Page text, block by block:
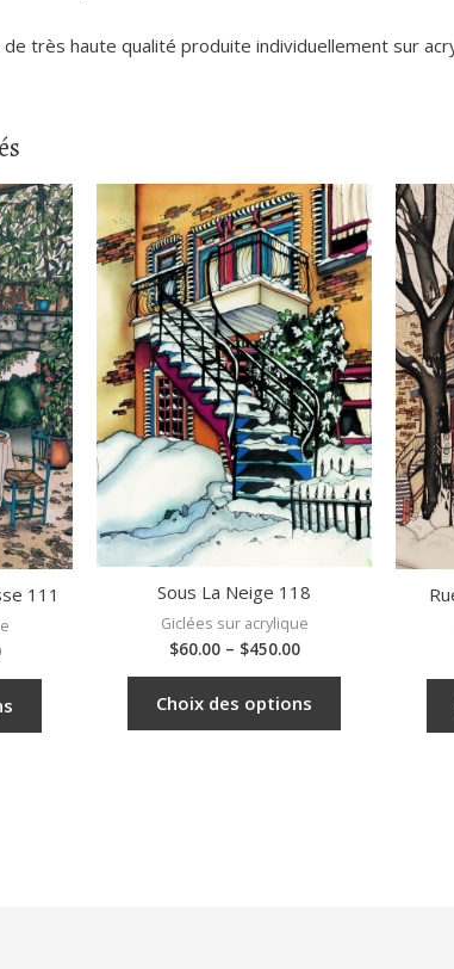
très haute qualité produite individuellement sur
111 Sous La Neige 118
Giclées sur acrylique
$60.00– $450.00
Choix des options